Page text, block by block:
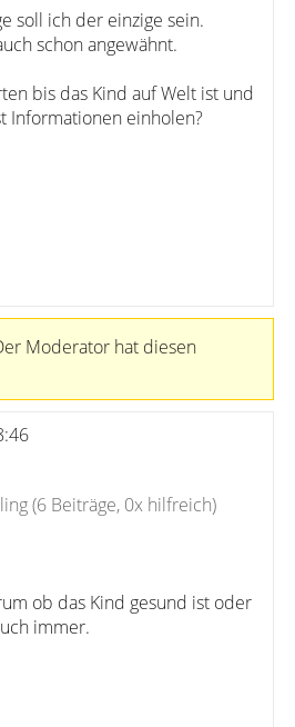
soll ich der einzige sein.
schon angewähnt.
bis das Kind auf Welt ist und
Informationen einholen?
Moderator hat diesen
(6 Beiträge, 0x hilfreich)
ob das Kind gesund ist oder
immer.